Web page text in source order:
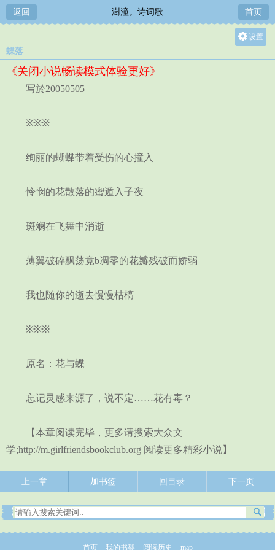
返回 澍潼。诗词歌 首页
设置
蝶落
《关闭小说畅读模式体验更好》
写於20050505
※※※
绚丽的蝴蝶带着受伤的心撞入
怜悯的花散落的蜜遁入子夜
斑斓在飞舞中消逝
薄翼破碎飘荡竟b凋零的花瓣残破而娇弱
我也随你的逝去慢慢枯槁
※※※
原名：花与蝶
忘记灵感来源了，说不定……花有毒？
【本章阅读完毕，更多请搜索大众文
学;http://m.girlfriendsbookclub.org 阅读更多精彩小说】
上一章 加书签 回目录 下一页
首页 我的书架 阅读历史 map